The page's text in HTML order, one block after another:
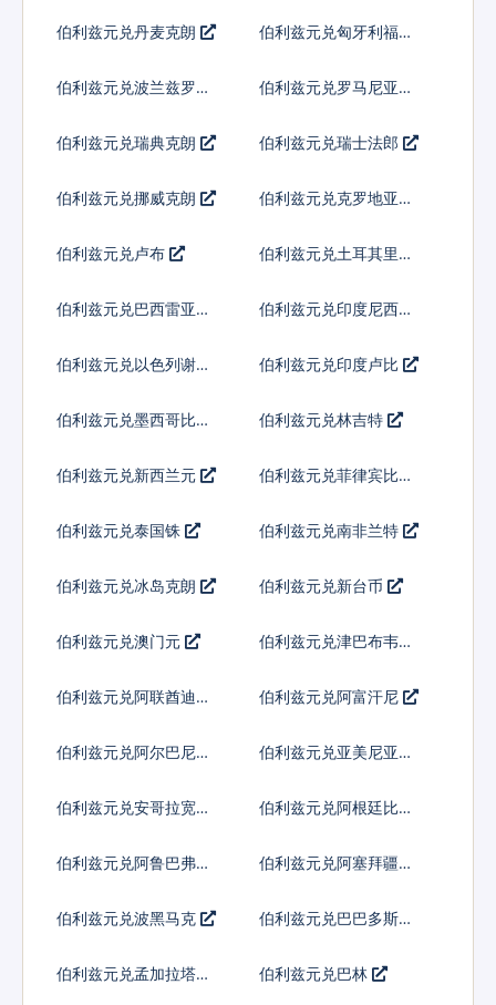
伯利兹元兑丹麦克朗 伯利兹元兑匈牙利福林
伯利兹元兑波兰兹罗提
伯利兹元兑罗马尼亚新
伯利兹元兑瑞典克朗 伯利兹元兑瑞士法郎
伯利兹元兑挪威克朗
伯利兹元兑克罗地亚库
伯利兹元兑卢布 伯利兹元兑土耳其里拉
伯利兹元兑巴西雷亚尔
伯利兹元兑印度尼西亚
伯利兹元兑以色列谢克
伯利兹元兑印度卢比
伯利兹元兑墨西哥比索 伯利兹元兑林吉特
伯利兹元兑新西兰元 伯利兹元兑菲律宾比索
伯利兹元兑泰国铢 伯利兹元兑南非兰特
伯利兹元兑冰岛克朗 伯利兹元兑新台币
伯利兹元兑澳门元 伯利兹元兑津巴布韦币
伯利兹元兑阿联酋迪拉
伯利兹元兑阿富汗尼
伯利兹元兑阿尔巴尼亚
伯利兹元兑亚美尼亚德
伯利兹元兑安哥拉宽扎 伯利兹元兑阿根廷比索
伯利兹元兑阿鲁巴弗罗
伯利兹元兑阿塞拜疆马
伯利兹元兑波黑马克 伯利兹元兑巴巴多斯元
伯利兹元兑孟加拉塔卡 伯利兹元兑巴林